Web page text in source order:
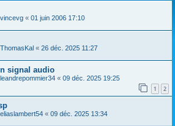
vincevg « 01 juin 2006 17:10
ThomasKal « 26 déc. 2025 11:27
signal audio
leandrepommier34 « 09 déc. 2025 19:25
1 2
eliaslambert54 « 09 déc. 2025 13:34